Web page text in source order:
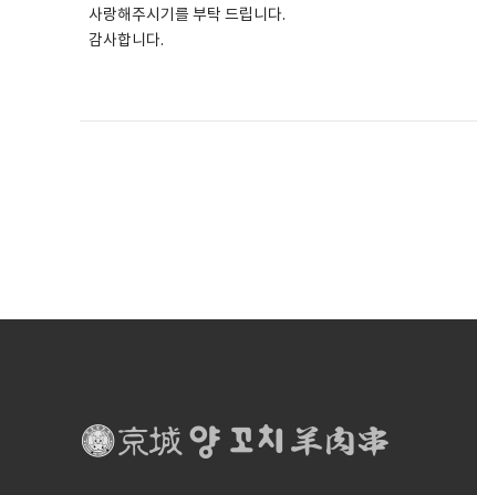
사랑해주시기를 부탁 드립니다.
감사합니다.